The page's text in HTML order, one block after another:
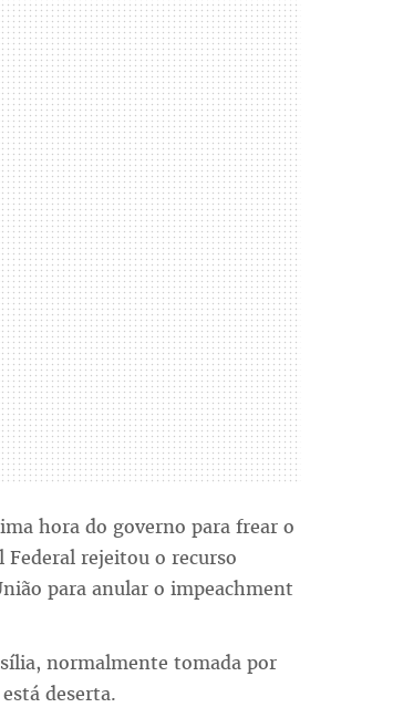
hora do governo para frear o
rejeitou o recurso
para anular o impeachment
normalmente tomada por
deserta.